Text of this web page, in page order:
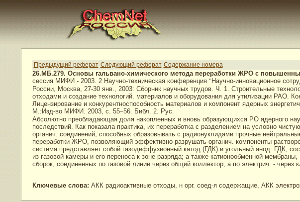
Предыдущий реферат Следующий реферат Содержание номера
26.МБ.279. Основы гальвано-химического метода переработки ЖРО с
сессия МИФИ - 2003. 2 Научно-техническая конференция "Научно-инновационное
России, Москва, 27-30 янв., 2003: Сборник научных трудов. Ч. 1. Строительные
отходами и создание технологий. материалов и оборудования для утилизации РАО.
Лицензирование и конкурентноспособность материалов и компонент ядерных
М.:Изд-во МИФИ. 2003, с. 55–56. Библ. 2. Рус.
Абсолютно преобладающая доля накопленных и вновь образующихся РО ядерного
последствий. Как показала практика, их переработка с разделением на условно
органич. соединений, способных образовывать с радионуклидами прочные
переработки ЖРО, позволяющий эффективно разрушать органич. компоненты
система представляет собой газодиффузионный катод (ГДК) и угольный анод. ГДК,
из газовой камеры и его переноса к зоне разряда; а также катионообменной
сборок, соединенных по газовой линии через общий коллектор, а по электрич. - через
Ключевые слова: АКК радиоактивные отходы, н орг. соед-я содержащие, АКК